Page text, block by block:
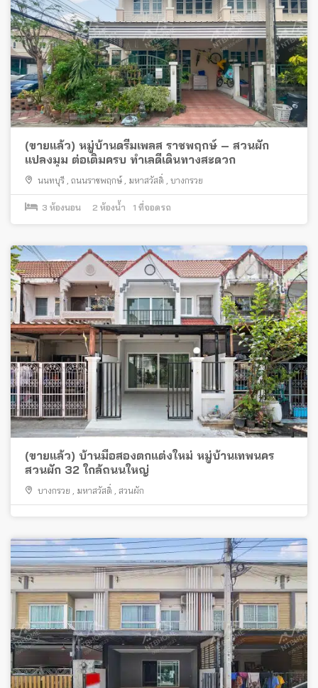
(ขายแล้ว) หมู่บ้านดรีมเพลส ราชพฤกษ์ – สวนผัก
แปลงมุม ต่อเติมครบ ทำเลดีเดินทางสะดวก
นนทบุรี ถนนราชพฤกษ์ มหาสวัสดิ์ บางกรวย
3 ห้องนอน 2 ห้องน้ำ 1 ที่จอดรถ
(ขายแล้ว) บ้านมือสองตกแต่งใหม่ หมู่บ้านเทพนคร
สวนผัก 32 ใกล้ถนนใหญ่
บางกรวย มหาสวัสดิ์ สวนผัก